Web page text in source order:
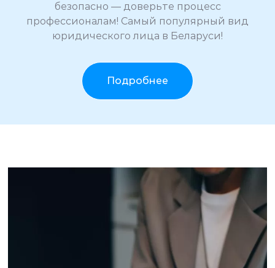
безопасно — доверьте процесс
профессионалам! Самый популярный вид
юридического лица в Беларуси!
Подробнее